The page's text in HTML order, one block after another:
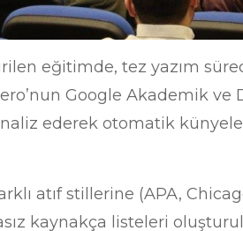
eğitimde, tez yazım
Google Akademik
ederek otomatik
atıf stillerine (APA,
kaynakça listeleri